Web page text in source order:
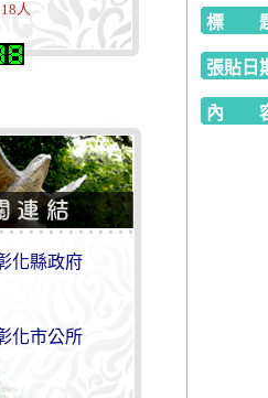
18人
標
張貼日
內